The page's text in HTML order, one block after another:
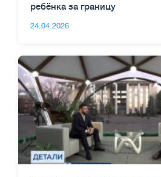
ребёнка за границу
24.04.2026